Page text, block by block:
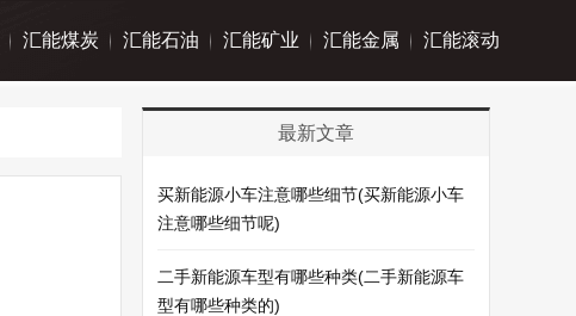
汇能煤炭 汇能石油 汇能矿业 汇能金属 汇能滚动
最新文章
买新能源小车注意哪些细节(买新能源小车
注意哪些细节呢)
二手新能源车型有哪些种类(二手新能源车
型有哪些种类的)